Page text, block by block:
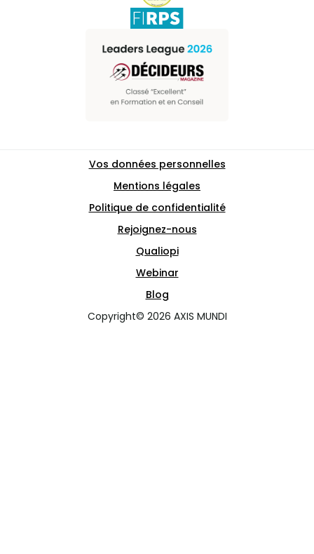
Vos données personnelles
Mentions légales
Politique de confidentialité
Rejoignez-nous
Qualiopi
Webinar
Blog
Copyright© 2026 AXIS MUNDI